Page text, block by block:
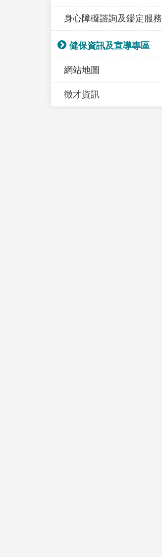
身心障礙諮詢及鑑定服務
健保資訊及宣導專區
網站地圖
徵才資訊